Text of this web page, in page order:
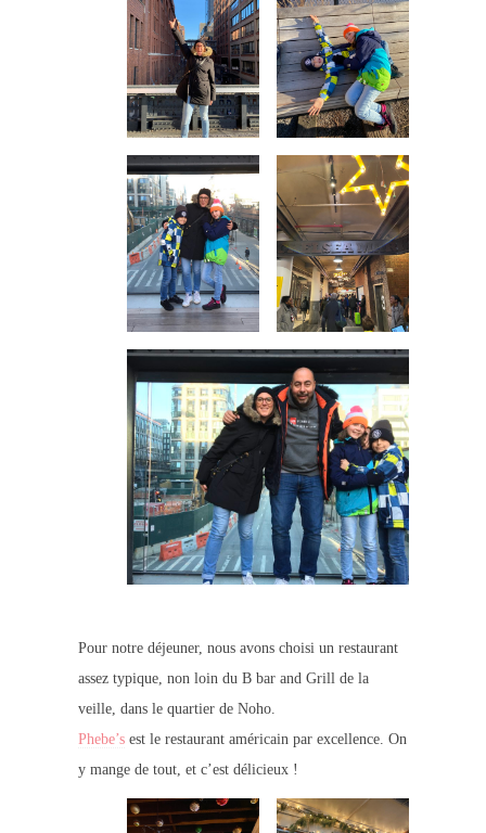
Pour notre déjeuner, nous avons choisi un restaurant
assez typique, non loin du B bar and Grill de la
veille, dans le quartier de Noho.
Phebe’sest le restaurant américain par excellence. On
y mange de tout, et c’est délicieux !